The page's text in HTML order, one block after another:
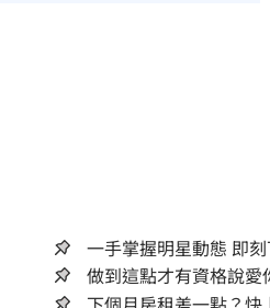
一手掌
做到這點才有資格說愛